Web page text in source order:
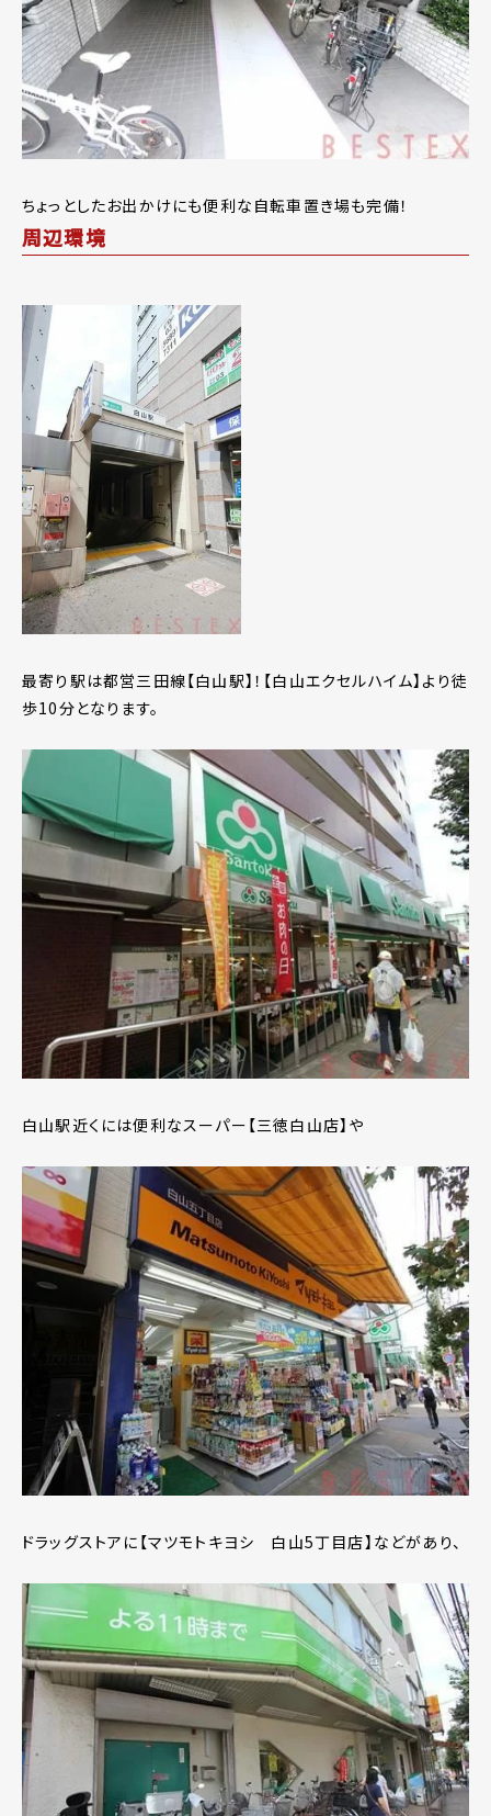
ちょっとしたお出かけにも便利な自転車置き場も完備！
周辺環境
最寄り駅は都営三田線【白山駅】！【白山エクセルハイム】より徒
歩10分となります。
白山駅近くには便利なスーパー【三徳白山店】や
ドラッグストアに【マツモトキヨシ 白山5丁目店】などがあり、